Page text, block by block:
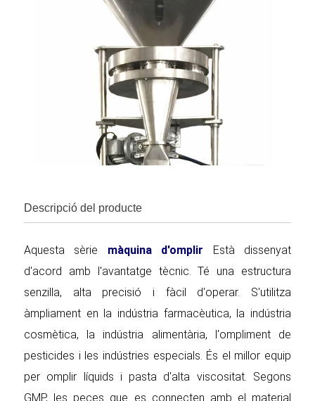
Descripció del producte
Aquesta sèrie màquina d'omplir Està dissenyat
d'acord amb l'avantatge tècnic. Té una estructura
senzilla, alta precisió i fàcil d'operar. S'utilitza
àmpliament en la indústria farmacèutica, la indústria
cosmètica, la indústria alimentària, l'ompliment de
pesticides i les indústries especials. És el millor equip
per omplir líquids i pasta d'alta viscositat. Segons
GMP, les peces que es connecten amb el material